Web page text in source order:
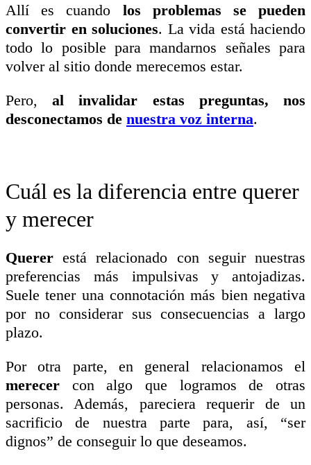
Allí es cuando los problemas se pueden
convertir en soluciones. La vida está haciendo
todo lo posible para mandarnos señales para
volver al sitio donde merecemos estar.
Pero,al invalidar estas preguntas, nos
desconectamos de nuestra voz interna.
Cuál es la diferencia entre querer
y merecer
Quererestá relacionado con seguir nuestras
preferencias más impulsivas y antojadizas.
Suele tener una connotación más bien negativa
por no considerar sus consecuencias a largo
plazo.
Por otra parte, en general relacionamos el
merecer con algo que logramos de otras
personas. Además, pareciera requerir de un
sacrificio de nuestra parte para, así, “ser
dignos” de conseguir lo que deseamos.